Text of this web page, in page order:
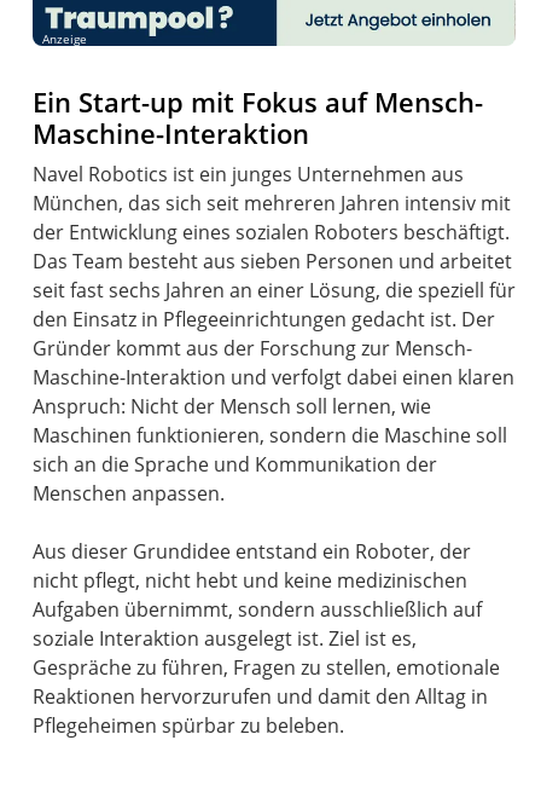
Anzeige
Ein Start-up mit Fokus auf Mensch-
Maschine-Interaktion
Navel Robotics ist ein junges Unternehmen aus
München, das sich seit mehreren Jahren intensiv mit
der Entwicklung eines sozialen Roboters beschäftigt.
Das Team besteht aus sieben Personen und arbeitet
seit fast sechs Jahren an einer Lösung, die speziell für
den Einsatz in Pflegeeinrichtungen gedacht ist. Der
Gründer kommt aus der Forschung zur Mensch-
Maschine-Interaktion und verfolgt dabei einen klaren
Anspruch: Nicht der Mensch soll lernen, wie
Maschinen funktionieren, sondern die Maschine soll
sich an die Sprache und Kommunikation der
Menschen anpassen.
Aus dieser Grundidee entstand ein Roboter, der
nicht pflegt, nicht hebt und keine medizinischen
Aufgaben übernimmt, sondern ausschließlich auf
soziale Interaktion ausgelegt ist. Ziel ist es,
Gespräche zu führen, Fragen zu stellen, emotionale
Reaktionen hervorzurufen und damit den Alltag in
Pflegeheimen spürbar zu beleben.